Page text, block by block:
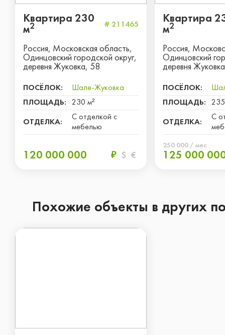
Квартира 230
м2 # 211465
Россия, Московская область,
Одинцовский городской округ,
деревня Жуковка, 58
ПОСЁЛОК:
Шале-Жуковка
ПЛОЩАДЬ:
230 м²
ОТДЕЛКА:
С отделкой с
мебелью
120 000 000 ₽ $ €
Квартира
м2
Россия,
Одинцовский
деревня
ПОСЁЛОК:
ПЛОЩАДЬ:
ОТДЕЛКА:
С
250 000 / мес
125 000
Похожие объекты в других